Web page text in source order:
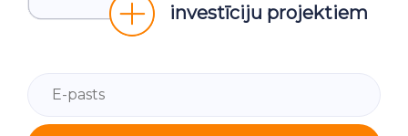
investīciju projektiem